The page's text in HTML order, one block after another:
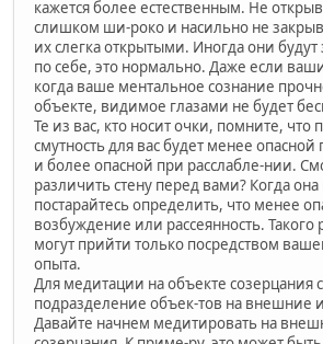
кажется более естественным. Не
слишком ши-роко и насильно не
их слегка открытыми. Иногда они будут
по себе, это нормально. Даже если
когда ваше ментальное сознание
объекте, видимое глазами не будет
Те из вас, кто носит очки, помните, что
смутность для вас будет менее
и более опасной при расслабле-нии.
различить стену перед вами? Когда
постарайтесь определить, что менее
возбуждение или рассеянность.
могут прийти только посредством
опыта.
Для медитации на объекте созерцания
подразделение объек-тов на внешние
Давайте начнем медитировать на